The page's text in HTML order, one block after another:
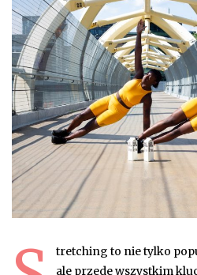
tretching to nie tylko
ale przede wszystkim